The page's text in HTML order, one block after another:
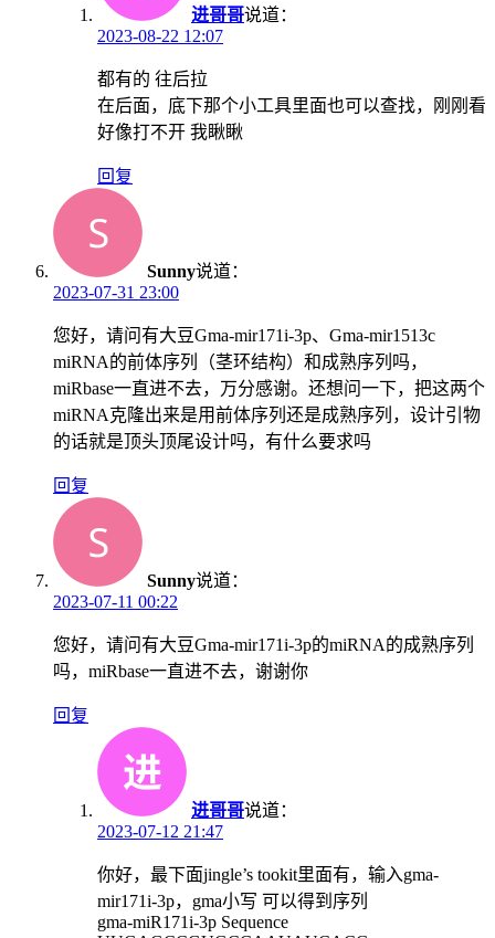
进哥哥说道：
2023-08-22 12:07
都有的 往后拉
在后面，底下那个小工具里面也可以查找，刚刚看
好像打不开 我瞅瞅
回复
Sunny说道：
2023-07-31 23:00
您好，请问有大豆Gma-mir171i-3p、Gma-mir1513c
miRNA的前体序列（茎环结构）和成熟序列吗，
miRbase一直进不去，万分感谢。还想问一下，把这两个
miRNA克隆出来是用前体序列还是成熟序列，设计引物
的话就是顶头顶尾设计吗，有什么要求吗
回复
Sunny说道：
2023-07-11 00:22
您好，请问有大豆Gma-mir171i-3p的miRNA的成熟序列
吗，miRbase一直进不去，谢谢你
回复
进哥哥说道：
2023-07-12 21:47
你好，最下面jingle’s tookit里面有，输入gma-
mir171i-3p，gma小写 可以得到序列
gma-miR171i-3p Sequence